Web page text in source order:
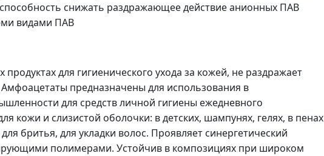
снижать раздражающее действие анионных ПАВ
видами ПАВ
продуктах для гигиенического ухода за кожей, не раздражает
предназначены для использования в
для средств личной гигиены ежедневного
кожи и слизистой оболочки: в детских, шампунях, гелях, в пенах
бритья, для укладки волос. Проявляет синергетический
полимерами. Устойчив в композициях при широком